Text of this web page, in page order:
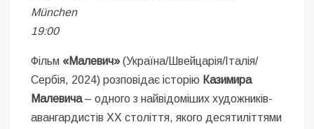
München
19:00
Фільм «Малевич» (Україна/Швейцарія/Італія/
Сербія, 2024) розповідає історію Казимира
Малевича– одного з найвідоміших художників-
авангардистів ХХ століття, якого десятиліттями